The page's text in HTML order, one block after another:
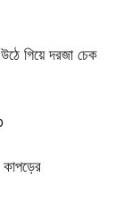
গিয়ে দরজা চেক